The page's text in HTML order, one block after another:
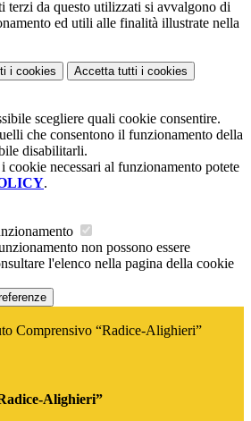
terzi da questo utilizzati si avvalgono di
ed utili alle finalità illustrate nella
i cookies Accetta tutti i cookies
scegliere quali cookie consentire.
che consentono il funzionamento della
disabilitarli.
cookie necessari al funzionamento potete
.
non possono essere
l'elenco nella pagina della cookie
Comprensivo “Radice-Alighieri”
Alighieri”